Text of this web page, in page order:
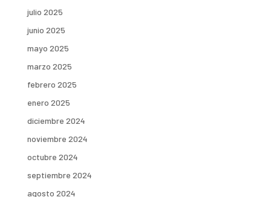
julio 2025
junio 2025
mayo 2025
marzo 2025
febrero 2025
enero 2025
diciembre 2024
noviembre 2024
octubre 2024
septiembre 2024
agosto 2024